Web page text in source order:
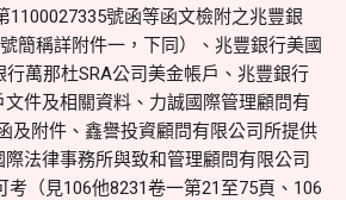
1100027335號函等函文檢附之兆豐銀
簡稱詳附件一，下同）、兆豐銀行美國
行萬那杜SRA公司美金帳戶、兆豐銀行
件及相關資料、力誠國際管理顧問有
及附件、鑫譽投資顧問有限公司所提供
法律事務所與致和管理顧問有限公司
考（見106他8231卷一第21至75頁、106